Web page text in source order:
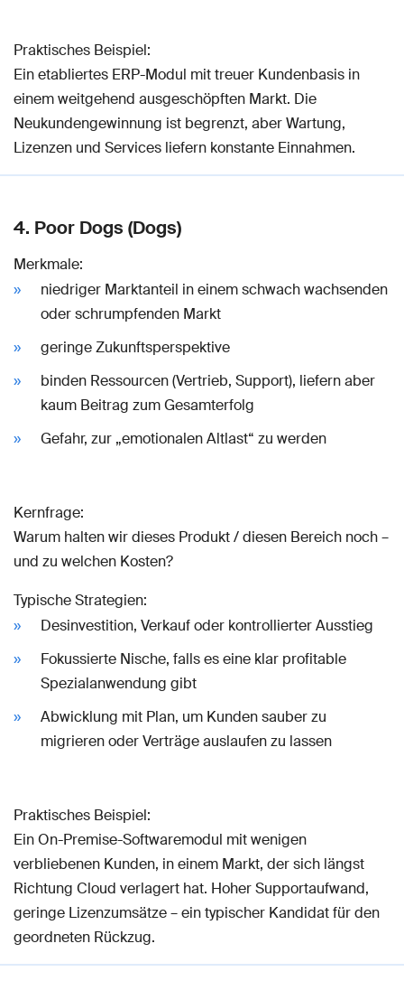
Praktisches Beispiel:
Ein etabliertes ERP-Modul mit treuer Kundenbasis in
einem weitgehend ausgeschöpften Markt. Die
Neukundengewinnung ist begrenzt, aber Wartung,
Lizenzen und Services liefern konstante Einnahmen.
4. Poor Dogs (Dogs)
Merkmale:
niedriger Marktanteil in einem schwach wachsenden
oder schrumpfenden Markt
geringe Zukunftsperspektive
binden Ressourcen (Vertrieb, Support), liefern aber
kaum Beitrag zum Gesamterfolg
Gefahr, zur „emotionalen Altlast“ zu werden
Kernfrage:
Warum halten wir dieses Produkt / diesen Bereich noch –
und zu welchen Kosten?
Typische Strategien:
Desinvestition, Verkauf oder kontrollierter Ausstieg
Fokussierte Nische, falls es eine klar profitable
Spezialanwendung gibt
Abwicklung mit Plan, um Kunden sauber zu
migrieren oder Verträge auslaufen zu lassen
Praktisches Beispiel:
Ein On-Premise-Softwaremodul mit wenigen
verbliebenen Kunden, in einem Markt, der sich längst
Richtung Cloud verlagert hat. Hoher Supportaufwand,
geringe Lizenzumsätze – ein typischer Kandidat für den
geordneten Rückzug.